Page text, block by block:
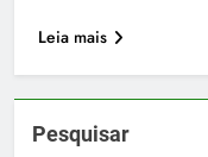
Leia mais
Pesquisar